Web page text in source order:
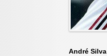
André Silva